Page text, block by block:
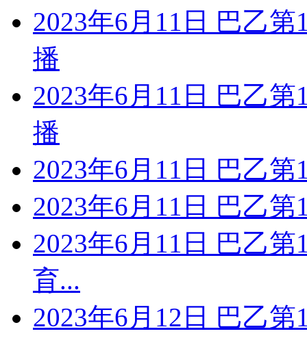
2023年6月11日 巴乙
播
2023年6月11日 巴乙
播
2023年6月11日 巴乙
2023年6月11日 巴乙
2023年6月11日 巴乙
育...
2023年6月12日 巴乙